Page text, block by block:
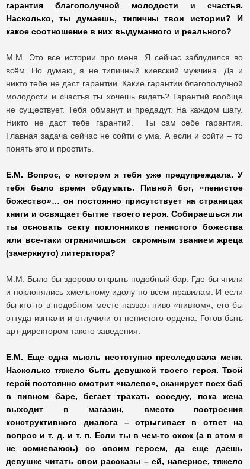
гарантия благополучной молодости и счастья.
Насколько, ты думаешь, типичны твои истории? И
какое соотношение в них выдуманного и реального?
М.М. Это все истории про меня. Я сейчас заблудился во
всём. Но думаю, я не типичный киевский мужчина. Да и
никто тебе не даст гарантии. Какие гарантии благополучной
молодости и счастья ты хочешь видеть? Гарантий вообще
не существует. Тебя обманут и предадут. На каждом шагу.
Никто не даст тебе гарантий. Ты сам себе гарантия.
Главная задача сейчас не сойти с ума. А если и сойти – то
понять это и простить.
Е.М. Вопрос, о котором я тебя уже предупреждала. У
тебя было время обдумать. Пивной бог, «пенистое
божество»… он постоянно присутствует на страницах
книги и освящает бытие твоего героя. Собираешься ли
ты основать секту поклонников пенистого божества
или все-таки ограничишься скромным званием жреца
(зачеркнуто) литератора?
М.М. Было бы здорово открыть подобный бар. Где бы чтили
и поклонялись хмельному идолу по всем правилам. И если
бы кто-то в подобном месте назвал пиво «пивком», его бы
оттуда изгнали и отлучили от пенистого ордена. Готов быть
арт-директором такого заведения.
Е.М. Еще одна мысль неотступно преследовала меня.
Насколько тяжело быть девушкой твоего героя. Твой
герой постоянно смотрит «налево», сканирует всех баб
в пивном баре, бегает трахать соседку, пока жена
выходит в магазин, вместо построения
конструктивного диалога – отрыгивает в ответ на
вопрос и т. д. и т. п. Если ты в чем-то схож (а в этом я
не сомневаюсь) со своим героем, да еще даешь
девушке читать свои рассказы – ей, наверное, тяжело